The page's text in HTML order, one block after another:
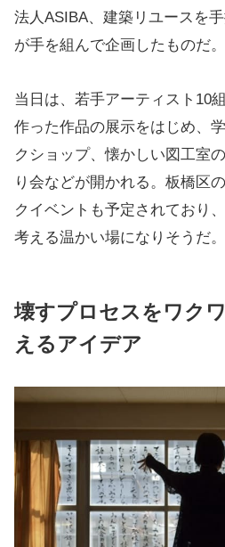
法人ASIBA、建築リユースを
が手を組んで企画したものだ。
当日は、若手アーティスト10
作った作品の展示をはじめ、
クショップ、懐かしい図工室
り会などが開かれる。板橋区
クイベントも予定されており
考える温かい場になりそうだ。
壊すプロセスをワク
えるアイデア